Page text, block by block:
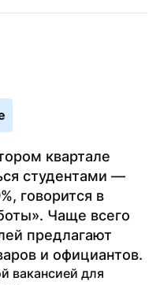
квартале
студентами —
говорится в
Чаще всего
предлагают
и официантов.
вакансией для